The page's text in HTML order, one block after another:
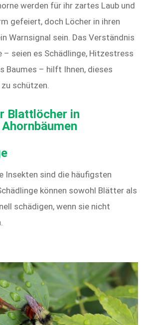
werden für ihr zartes Laub und
gefeiert, doch Löcher in ihren
Warnsignal sein. Das Verständnis
– seien es Schädlinge, Hitzestress
Baumes – hilft Ihnen, dieses
schützen.
Blattlöcher in
Insekten sind die häufigsten
können sowohl Blätter als
schädigen, wenn sie nicht